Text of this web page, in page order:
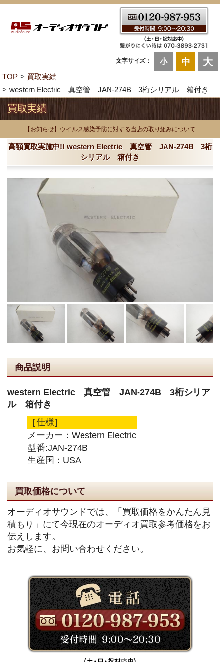
文字サイズ： 小 中 大
TOP
買取実績
western Electric 真空管 JAN-274B 3桁シリアル 箱付き
買取実績
【お知らせ】ウイルス感染予防に対する当店の取り組みについて
高額買取実施中!! western Electric 真空管 JAN-274B 3桁
シリアル 箱付き
商品説明
western Electric 真空管 JAN-274B 3桁シリア
ル 箱付き
［仕様］
メーカー：Western Electric
型番:JAN-274B
生産国：USA
買取価格について
オーディオサウンドでは、「買取価格をかんたん見
積もり」にて今現在のオーディオ買取参考価格をお
伝えします。
お気軽に、お問い合わせください。